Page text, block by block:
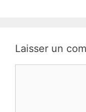
Laisser un